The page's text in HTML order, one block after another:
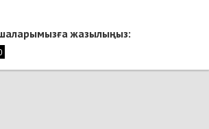
жазылыңыз: